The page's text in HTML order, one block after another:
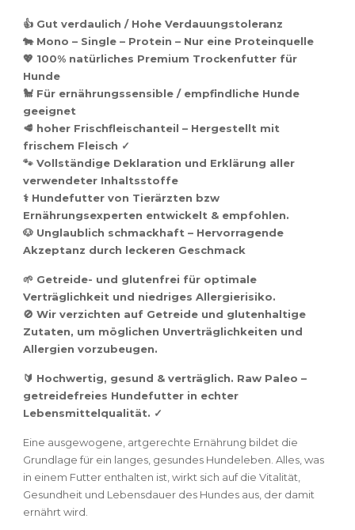
👍 Gut verdaulich / Hohe Verdauungstoleranz
🐄 Mono – Single – Protein – Nur eine Proteinquelle
💖 100% natürliches Premium Trockenfutter für
Hunde
🐩 Für ernährungssensible / empfindliche Hunde
geeignet
🥩 hoher Frischfleischanteil – Hergestellt mit
frischem Fleisch ✓
🐾 Vollständige Deklaration und Erklärung aller
verwendeter Inhaltsstoffe
⚕️ Hundefutter von Tierärzten bzw
Ernährungsexperten entwickelt & empfohlen.
🐶 Unglaublich schmackhaft – Hervorragende
Akzeptanz durch leckeren Geschmack
🌱 Getreide- und glutenfrei für optimale
Verträglichkeit und niedriges Allergierisiko.
🚫 Wir verzichten auf Getreide und glutenhaltige
Zutaten, um möglichen Unverträglichkeiten und
Allergien vorzubeugen.
🔰 Hochwertig, gesund & verträglich. Raw Paleo –
getreidefreies Hundefutter in echter
Lebensmittelqualität. ✓
Eine ausgewogene, artgerechte Ernährung bildet die
Grundlage für ein langes, gesundes Hundeleben. Alles, was
in einem Futter enthalten ist, wirkt sich auf die Vitalität,
Gesundheit und Lebensdauer des Hundes aus, der damit
ernährt wird.